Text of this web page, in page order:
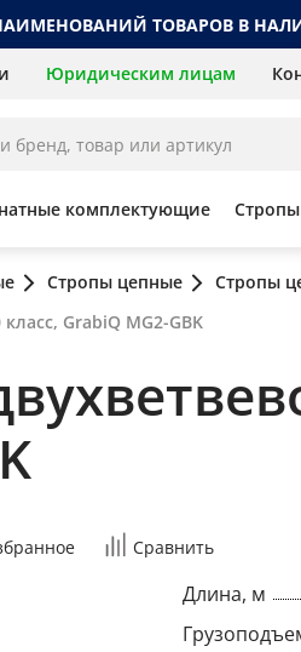
НАИМЕНОВАНИЙ ТОВАРОВ В
Юридическим лицам
комплектующие Стропы
Стропы цепные
Стропы
GrabiQ MG2-GBK
Сравнить
Длина, м